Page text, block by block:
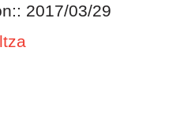
2017/03/29